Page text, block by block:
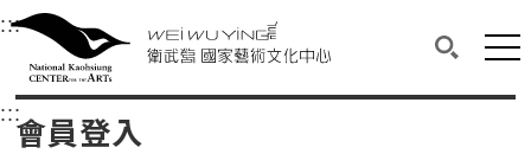
衛武營國家藝術文化中心
中央內容區塊，為本頁主要內容區。
:::選單連結區塊，此區塊列有本網站主要連結。
衛武營國家藝術文化中心
搜尋(開
網
::: 中央內容區塊，為本頁主要內容區。
會員登入